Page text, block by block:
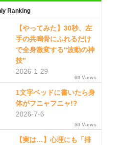
Ranking
【やってみた】30秒、左
手の共鳴骨にふれるだけ
で全身激変する“波動の神
技”
2026-1-29
60 Views
1文字ベッドに書いたら身
体がフニャフニャ!?
2026-7-6
50 Views
【実は…】心理にも「排